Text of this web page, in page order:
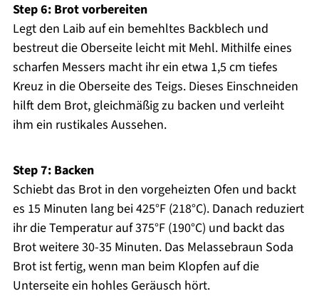
Step 6: Brot vorbereiten
Legt den Laib auf ein bemehltes Backblech und
bestreut die Oberseite leicht mit Mehl. Mithilfe eines
scharfen Messers macht ihr ein etwa 1,5 cm tiefes
Kreuz in die Oberseite des Teigs. Dieses Einschneiden
hilft dem Brot, gleichmäßig zu backen und verleiht
ihm ein rustikales Aussehen.
Step 7: Backen
Schiebt das Brot in den vorgeheizten Ofen und backt
es 15 Minuten lang bei 425°F (218°C). Danach reduziert
ihr die Temperatur auf 375°F (190°C) und backt das
Brot weitere 30-35 Minuten. Das Melassebraun Soda
Brot ist fertig, wenn man beim Klopfen auf die
Unterseite ein hohles Geräusch hört.